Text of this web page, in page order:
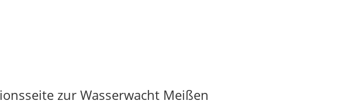
zur Wasserwacht Meißen